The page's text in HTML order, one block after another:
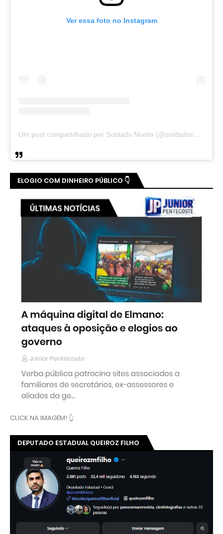
Ver essa foto no Instagram
Um post compartilhado por Soldado Noelio (@soldadonoelio)
ELOGIO COM DINHEIRO PÚBLICO 👇
CLICK NA IMAGEM! 👆
DEPUTADO ESTADUAL QUEIROZ FILHO